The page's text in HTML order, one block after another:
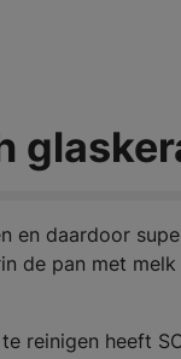
en daardoor
de pan met
reinigen heeft